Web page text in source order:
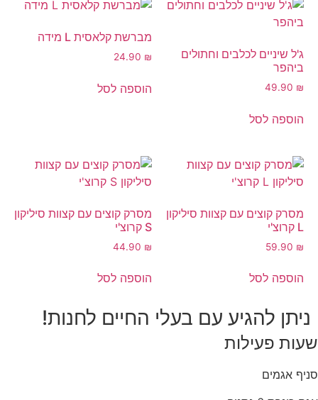
ג'ל שיניים לכלבים וחתולים
ביהפר
49.90 ₪
הוספה לסל
מברשת קלאסית L מידה
24.90 ₪
הוספה לסל
מסרק קוצים עם קצוות סיליקון
L קרוצ'י
59.90 ₪
הוספה לסל
מסרק קוצים עם קצוות סיליקון
S קרוצ'י
44.90 ₪
הוספה לסל
ניתן להגיע עם בעלי החיים לחנות!
שעות פעילות
סניף אגמים